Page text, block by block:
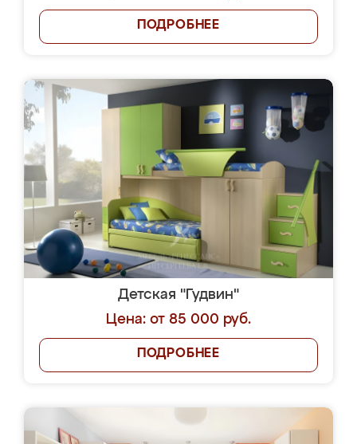
ПОДРОБНЕЕ
Детская "Гудвин"
Цена: от 85 000 руб.
ПОДРОБНЕЕ